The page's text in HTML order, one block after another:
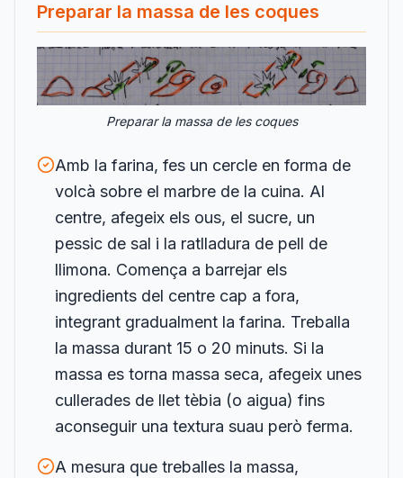
Preparar la massa de les coques
Preparar la massa de les coques
Amb la farina, fes un cercle en forma de
volcà sobre el marbre de la cuina. Al
centre, afegeix els ous, el sucre, un
pessic de sal i la ratlladura de pell de
llimona. Comença a barrejar els
ingredients del centre cap a fora,
integrant gradualment la farina. Treballa
la massa durant 15 o 20 minuts. Si la
massa es torna massa seca, afegeix unes
cullerades de llet tèbia (o aigua) fins
aconseguir una textura suau però ferma.
A mesura que treballes la massa,